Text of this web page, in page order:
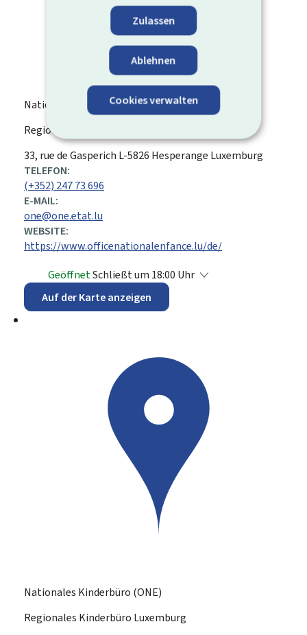
Zulassen
Ablehnen
Cookies verwalten
Nationales Kinderbüro (ONE)
Regionales Kinderbüro Hesperange
ADRESSE:
33, rue de Gasperich L-5826 Hesperange Luxemburg
TELEFON:
(+352) 247 73 696
E-MAIL:
one@one.etat.lu
WEBSITE:
https://www.officenationalenfance.lu/de/
GeöffnetSchließt um 18:00 Uhr
Auf der Karte anzeigen
Nationales Kinderbüro (ONE)
Regionales Kinderbüro Luxemburg